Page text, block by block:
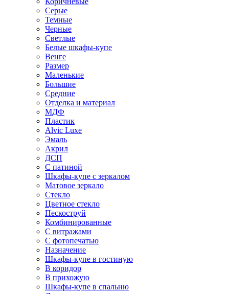
Серые
Темные
Черные
Светлые
Белые шкафы-купе
Венге
Размер
Маленькие
Большие
Средние
Отделка и материал
МДФ
Пластик
Alvic Luxe
Эмаль
Акрил
ДСП
С патиной
Шкафы-купе с зеркалом
Матовое зеркало
Стекло
Цветное стекло
Пескоструй
Комбинированные
С витражами
С фотопечатью
Назначение
Шкафы-купе в гостиную
В коридор
В прихожую
Шкафы-купе в спальню